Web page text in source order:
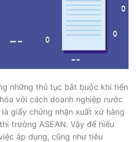
những thủ tục bắt buộc khi tiến
với cách doanh nghiệp nước
giấy chứng nhận xuất xứ hàng
trường ASEAN. Vậy để hiểu
áp dụng, cũng như tiêu